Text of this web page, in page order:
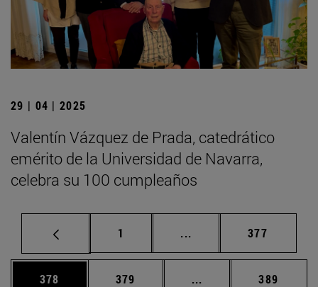
29 | 04 | 2025
Valentín Vázquez de Prada, catedrático
emérito de la Universidad de Navarra,
celebra su 100 cumpleaños
Página
1 ... Páginas intermedias
Página
377
Página
378 Página
379 ... Páginas intermedias
Página
389